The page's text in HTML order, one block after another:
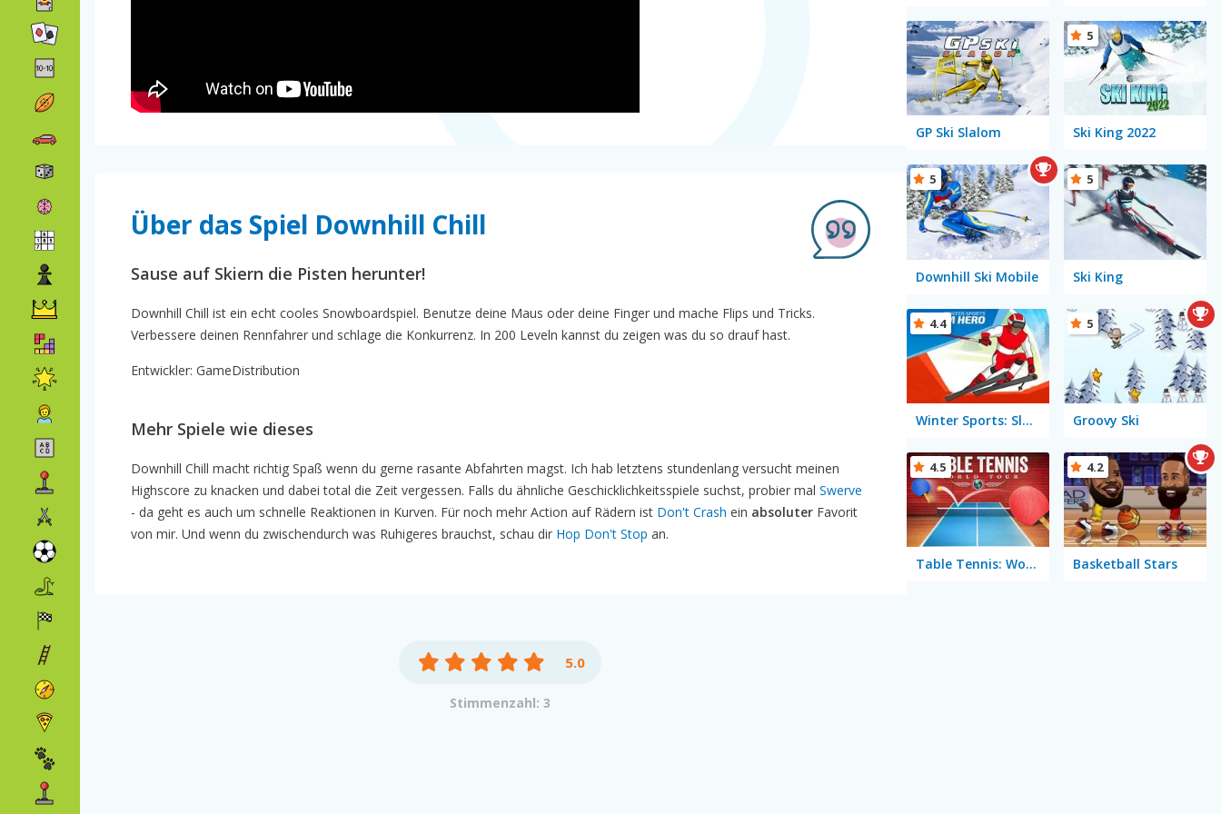
Über das Spiel Downhill Chill
Sause auf Skiern die Pisten herunter!
Downhill Chill ist ein echt cooles Snowboardspiel. Benutze deine Maus oder deine Finger und mache Flips und Tricks.
Verbessere deinen Rennfahrer und schlage die Konkurrenz. In 200 Leveln kannst du zeigen was du so drauf hast.
Entwickler: GameDistribution
Mehr Spiele wie dieses
Downhill Chill macht richtig Spaß wenn du gerne rasante Abfahrten magst. Ich hab letztens stundenlang versucht meinen
Highscore zu knacken und dabei total die Zeit vergessen. Falls du ähnliche Geschicklichkeitsspiele suchst, probier mal Swerve
- da geht es auch um schnelle Reaktionen in Kurven. Für noch mehr Action auf Rädern ist Don't Crash ein absoluter Favorit
von mir. Und wenn du zwischendurch was Ruhigeres brauchst, schau dir Hop Don't Stop an.
5.0
Stimmenzahl: 3
GP Ski Slalom Ski King 2022
5
Downhill Ski Mobile
5
Ski King
5
Winter Sports: Slalom Hero
4.4
Groovy Ski
5
Table Tennis: World Tour
4.5
Basketball Stars
4.2